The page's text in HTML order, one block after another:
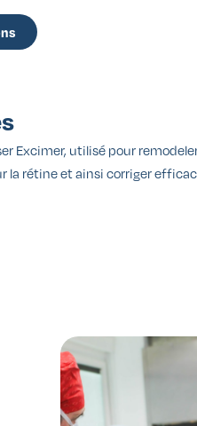
utilisé pour
la rétine et ainsi corriger